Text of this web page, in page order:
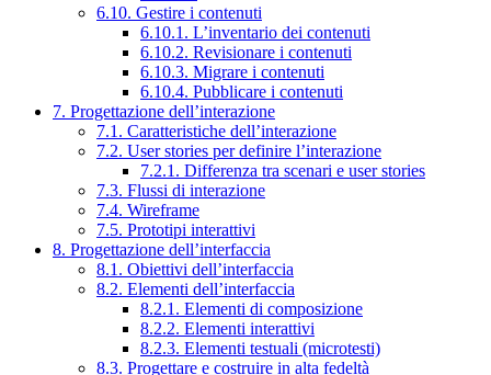
6.10. Gestire i contenuti
6.10.1. L’inventario dei contenuti
6.10.2. Revisionare i contenuti
6.10.3. Migrare i contenuti
6.10.4. Pubblicare i contenuti
7. Progettazione dell’interazione
7.1. Caratteristiche dell’interazione
7.2. User stories per definire l’interazione
7.2.1. Differenza tra scenari e user stories
7.3. Flussi di interazione
7.4. Wireframe
7.5. Prototipi interattivi
8. Progettazione dell’interfaccia
8.1. Obiettivi dell’interfaccia
8.2. Elementi dell’interfaccia
8.2.1. Elementi di composizione
8.2.2. Elementi interattivi
8.2.3. Elementi testuali (microtesti)
8.3. Progettare e costruire in alta fedeltà